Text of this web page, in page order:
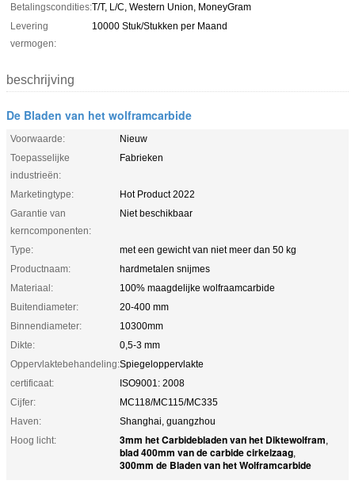
Betalingscondities:T/T, L/C, Western Union, MoneyGram
Levering
vermogen:
10000 Stuk/Stukken per Maand
beschrijving
De Bladen van het wolframcarbide
Voorwaarde:
Nieuw
Toepasselijke
industrieën:
Fabrieken
Marketingtype:
Hot Product 2022
Garantie van
kerncomponenten:
Niet beschikbaar
Type:
met een gewicht van niet meer dan 50 kg
Productnaam:
hardmetalen snijmes
Materiaal:
100% maagdelijke wolfraamcarbide
Buitendiameter:
20-400 mm
Binnendiameter:
10300mm
Dikte:
0,5-3 mm
Oppervlaktebehandeling:Spiegeloppervlakte
certificaat:
ISO9001: 2008
Cijfer:
MC118/MC115/MC335
Haven:
Shanghai, guangzhou
Hoog licht:
3mm het Carbidebladen van het Diktewolfram,
blad 400mm van de carbide cirkelzaag,
300mm de Bladen van het Wolframcarbide